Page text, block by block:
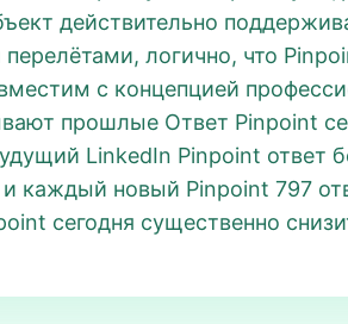
действительно
логично, что
с концепцией
прошлые Ответ Pinpoint
LinkedIn Pinpoint ответ
каждый новый Pinpoint 797
сегодня существенно